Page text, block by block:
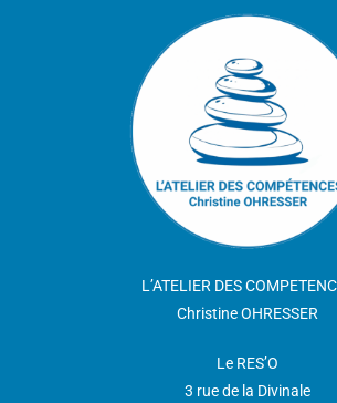
L’ATELIER DES
Christine OHRESSER
Le RES’O
3 rue de la Divinale